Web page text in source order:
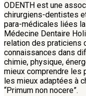
ODENTH est une
chirurgiens-dentistes
para-médicales liées
Médecine Dentaire
relation des praticiens
connaissances dans
chimie, physique,
mieux comprendre les
les mieux adaptées à
“Primum non nocere”.